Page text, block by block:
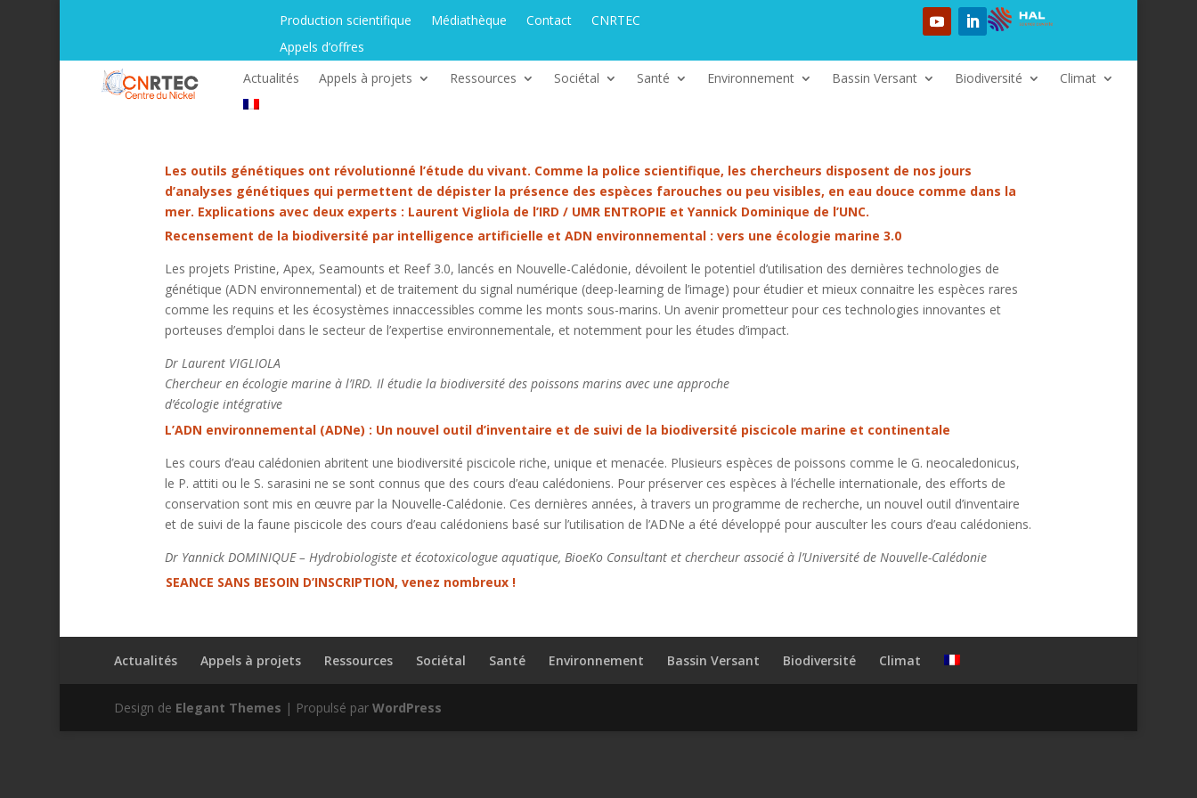
Production scientifique Médiathèque Contact
CNRTEC
Appels d’offres
Actualités
Appels à projets Ressources Sociétal Santé Environnement Bassin Versant Biodiversité Climat
Les outils génétiques ont révolutionné l’étude du vivant. Comme la police scientifique, les chercheurs disposent de nos jours
d’analyses génétiques qui permettent de dépister la présence des espèces farouches ou peu visibles, en eau douce comme dans la
mer. Explications avec deux experts : Laurent Vigliola de l’IRD / UMR ENTROPIE et Yannick Dominique de l’UNC.
Recensement de la biodiversité par intelligence artificielle et ADN environnemental : vers une écologie marine 3.0
Les projets Pristine, Apex, Seamounts et Reef 3.0, lancés en Nouvelle-Calédonie, dévoilent le potentiel d’utilisation des dernières technologies de
génétique (ADN environnemental) et de traitement du signal numérique (deep-learning de l’image) pour étudier et mieux connaitre les espèces rares
comme les requins et les écosystèmes innaccessibles comme les monts sous-marins. Un avenir prometteur pour ces technologies innovantes et
porteuses d’emploi dans le secteur de l’expertise environnementale, et notemment pour les études d’impact.
Dr Laurent VIGLIOLA
Chercheur en écologie marine à l’IRD. Il étudie la biodiversité des poissons marins avec une approche
d’écologie intégrative
L’ADN environnemental (ADNe) : Un nouvel outil d’inventaire et de suivi de la biodiversité piscicole marine et continentale
Les cours d’eau calédonien abritent une biodiversité piscicole riche, unique et menacée. Plusieurs espèces de poissons comme le G. neocaledonicus,
le P. attiti ou le S. sarasini ne se sont connus que des cours d’eau calédoniens. Pour préserver ces espèces à l’échelle internationale, des efforts de
conservation sont mis en œuvre par la Nouvelle-Calédonie. Ces dernières années, à travers un programme de recherche, un nouvel outil d’inventaire
et de suivi de la faune piscicole des cours d’eau calédoniens basé sur l’utilisation de l’ADNe a été développé pour ausculter les cours d’eau calédoniens.
Dr Yannick DOMINIQUE – Hydrobiologiste et écotoxicologue aquatique, BioeKo Consultant et chercheur associé à l’Université de Nouvelle-Calédonie
SEANCE SANS BESOIN D’INSCRIPTION, venez nombreux !
Actualités Appels à projets Ressources Sociétal Santé Environnement Bassin Versant Biodiversité Climat
Design de Elegant Themes | Propulsé par WordPress